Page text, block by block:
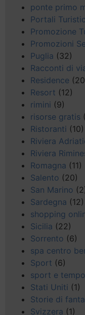
ponte primo
Portali
Promozione
Promozioni
Puglia (32)
Racconti di
Residence
Resort (12)
rimini (9)
risorse gratis
Ristoranti (10)
Riviera
Riviera
Romagna (11)
Salento (20)
San Marino
Sardegna (12)
shopping
Sicilia (22)
Sorrento (6)
spa centro
Sport (6)
sport e
Stati Uniti (1)
Storie di
Svizzera (1)